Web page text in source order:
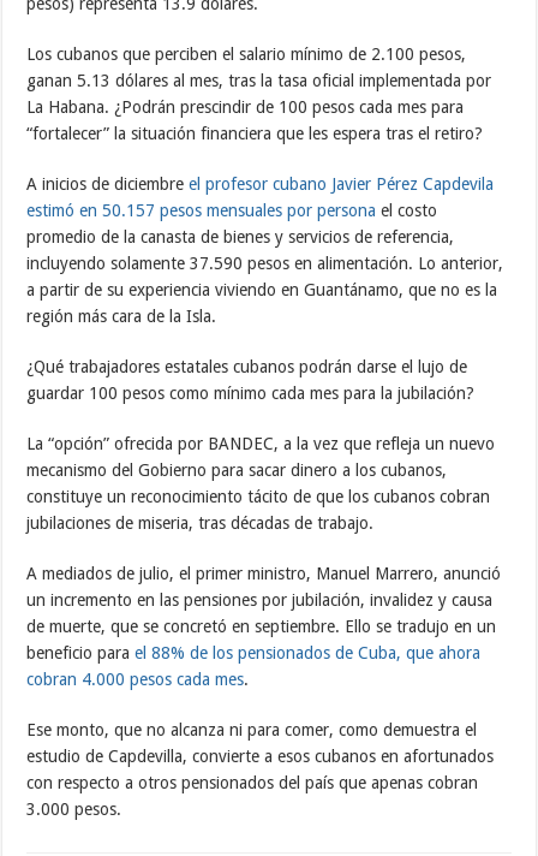
Los cubanos que perciben el salario mínimo de 2.100 pesos,
ganan 5.13 dólares al mes, tras la tasa oficial implementada por
La Habana. ¿Podrán prescindir de 100 pesos cada mes para
“fortalecer” la situación financiera que les espera tras el retiro?
A inicios de diciembreel profesor cubano Javier Pérez Capdevila
estimó en 50.157 pesos mensuales por persona el costo
promedio de la canasta de bienes y servicios de referencia,
incluyendo solamente 37.590 pesos en alimentación. Lo anterior,
a partir de su experiencia viviendo en Guantánamo, que no es la
región más cara de la Isla.
¿Qué trabajadores estatales cubanos podrán darse el lujo de
guardar 100 pesos como mínimo cada mes para la jubilación?
La “opción” ofrecida por BANDEC, a la vez que refleja un nuevo
mecanismo del Gobierno para sacar dinero a los cubanos,
constituye un reconocimiento tácito de que los cubanos cobran
jubilaciones de miseria, tras décadas de trabajo.
A mediados de julio, el primer ministro, Manuel Marrero, anunció
un incremento en las pensiones por jubilación, invalidez y causa
de muerte, que se concretó en septiembre. Ello se tradujo en un
beneficio parael 88% de los pensionados de Cuba, que ahora
cobran 4.000 pesos cada mes.
Ese monto, que no alcanza ni para comer, como demuestra el
estudio de Capdevilla, convierte a esos cubanos en afortunados
con respecto a otros pensionados del país que apenas cobran
3.000 pesos.